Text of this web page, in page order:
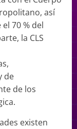
así
70 % del
la CLS
de
de los
existen